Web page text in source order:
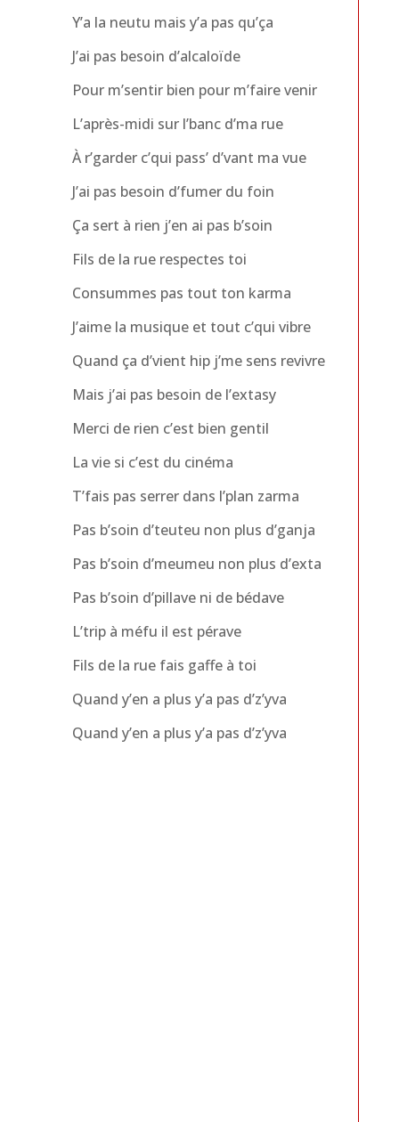
Y’a la neutu mais y’a pas qu’ça
J’ai pas besoin d’alcaloïde
Pour m’sentir bien pour m’faire venir
L’après-midi sur l’banc d’ma rue
À r’garder c’qui pass’ d’vant ma vue
J’ai pas besoin d’fumer du foin
Ça sert à rien j’en ai pas b’soin
Fils de la rue respectes toi
Consummes pas tout ton karma
J’aime la musique et tout c’qui vibre
Quand ça d’vient hip j’me sens revivre
Mais j’ai pas besoin de l’extasy
Merci de rien c’est bien gentil
La vie si c’est du cinéma
T’fais pas serrer dans l’plan zarma
Pas b’soin d’teuteu non plus d’ganja
Pas b’soin d’meumeu non plus d’exta
Pas b’soin d’pillave ni de bédave
L’trip à méfu il est pérave
Fils de la rue fais gaffe à toi
Quand y’en a plus y’a pas d’z’yva
Quand y’en a plus y’a pas d’z’yva